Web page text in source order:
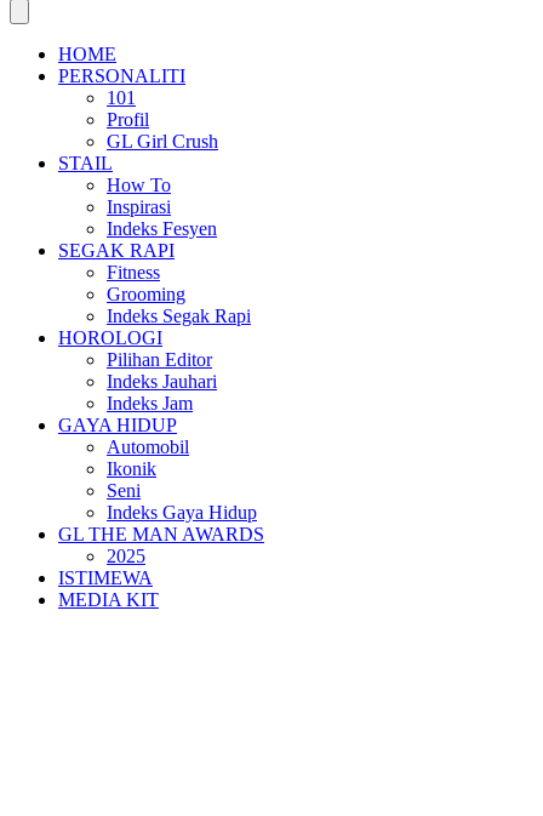
HOME
PERSONALITI
101
Profil
GL Girl Crush
STAIL
How To
Inspirasi
Indeks Fesyen
SEGAK RAPI
Fitness
Grooming
Indeks Segak Rapi
HOROLOGI
Pilihan Editor
Indeks Jauhari
Indeks Jam
GAYA HIDUP
Automobil
Ikonik
Seni
Indeks Gaya Hidup
GL THE MAN AWARDS
2025
ISTIMEWA
MEDIA KIT